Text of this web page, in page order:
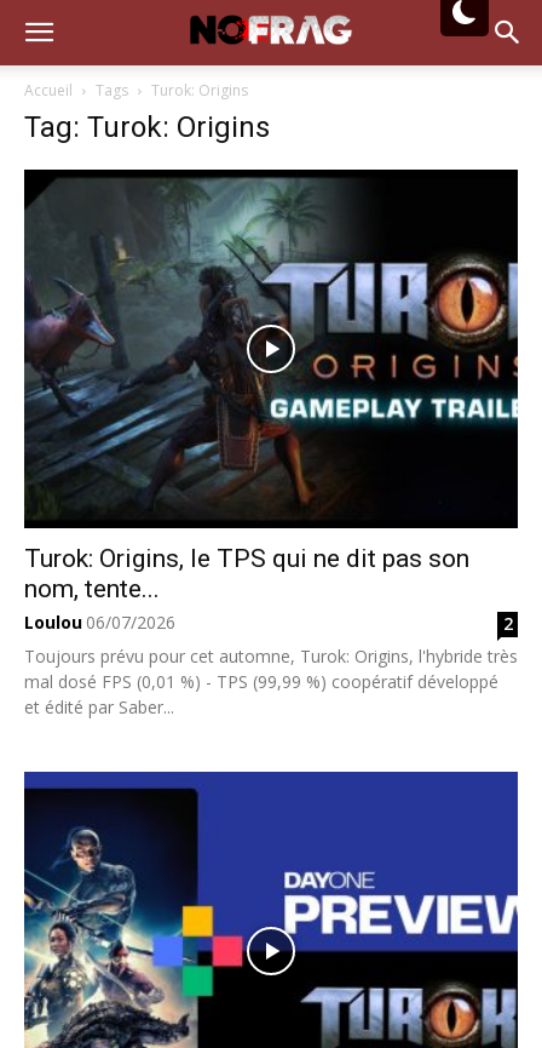
Accueil Tags Turok: Origins
Tag: Turok: Origins
Turok: Origins, le TPS qui ne dit pas son
nom, tente...
Loulou 06/07/2026
2
Toujours prévu pour cet automne, Turok: Origins, l'hybride très
mal dosé FPS (0,01 %) - TPS (99,99 %) coopératif développé
et édité par Saber...